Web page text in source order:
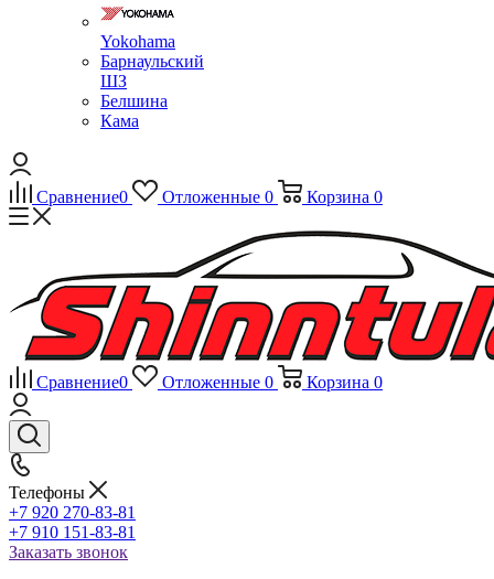
Yokohama
Барнаульский
ШЗ
Белшина
Кама
Сравнение0 Отложенные 0 Корзина 0
Сравнение0 Отложенные 0 Корзина 0
Телефоны
+7 920 270-83-81
+7 910 151-83-81
Заказать звонок